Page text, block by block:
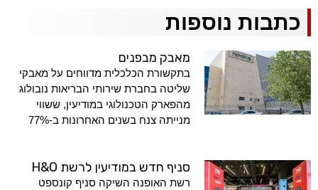
כתבות נוספות
מאבק מבפנים
בתקשורת הכלכלית מדווחים על מאבקי
שליטה בחברת שירותי הבריאות נובולוג
מהפארק הטכנולוגי במודיעין, ששווי
מנייתה צנח בשנים האחרונות ב-77%
סניף חדש במודיעין לרשת H&O
רשת האופנה השיקה סניף קונספט